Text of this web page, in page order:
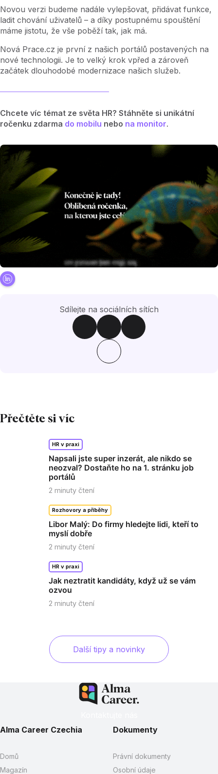
Novou verzi budeme nadále vylepšovat, přidávat funkce,
ladit chování uživatelů – a díky postupnému spouštění
máme jistotu, že vše poběží tak, jak má.
Nová Prace.cz je první z našich portálů postavených na
nové technologii. Je to velký krok vpřed a zároveň
začátek dlouhodobé modernizace našich služeb.
Chcete víc témat ze světa HR? Stáhněte si unikátní
ročenku zdarma do mobilu nebo na monitor.
Sdílejte na sociálních sítích
Přečtěte si víc
HR v praxi
Napsali jste super inzerát, ale nikdo se
neozval? Dostaňte ho na 1. stránku job
portálů
2 minuty čtení
Rozhovory a příběhy
Libor Malý: Do firmy hledejte lidi, kteří to
myslí dobře
2 minuty čtení
HR v praxi
Jak neztratit kandidáty, když už se vám
ozvou
2 minuty čtení
Další tipy a novinky
Alma Career Czechia
Domů
Magazín
Dokumenty
Právní dokumenty
Osobní údaje